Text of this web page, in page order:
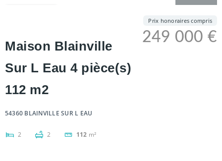
Maison Blainville
Sur L Eau 4 pièce(s)
112 m2
54360 BLAINVILLE SUR L EAU
2 2 112 m²
249 000 €
Prix honoraires compris